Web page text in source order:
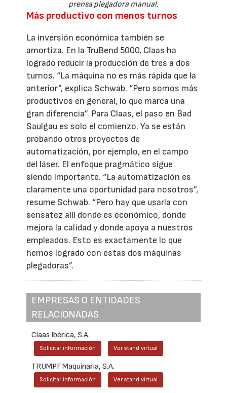
prensa plegadora manual.
Más productivo con menos turnos
La inversión económica también se
amortiza. En la TruBend 5000, Claas ha
logrado reducir la producción de tres a dos
turnos. “La máquina no es más rápida que la
anterior”, explica Schwab. “Pero somos más
productivos en general, lo que marca una
gran diferencia”. Para Claas, el paso en Bad
Saulgau es solo el comienzo. Ya se están
probando otros proyectos de
automatización, por ejemplo, en el campo
del láser. El enfoque pragmático sigue
siendo importante. “La automatización es
claramente una oportunidad para nosotros”,
resume Schwab. “Pero hay que usarla con
sensatez allí donde es económico, donde
mejora la calidad y donde apoya a nuestros
empleados. Esto es exactamente lo que
hemos logrado con estas dos máquinas
plegadoras”.
EMPRESAS O ENTIDADES
RELACIONADAS
Claas Ibérica, S.A.
Solicitar información Ver stand virtual
TRUMPF Maquinaria, S.A.
Solicitar información Ver stand virtual